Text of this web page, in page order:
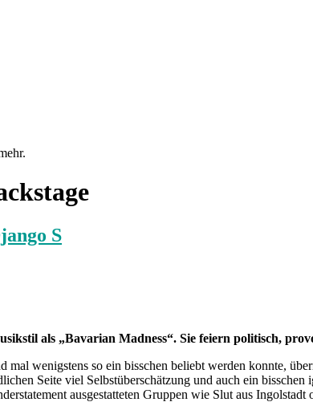
S
als „Bavarian Madness“. Sie feiern politisch,
mal wenigstens so ein bisschen beliebt werden konnte,
Seite viel Selbstüberschätzung und auch ein
ausgestatteten Gruppen wie Slut aus